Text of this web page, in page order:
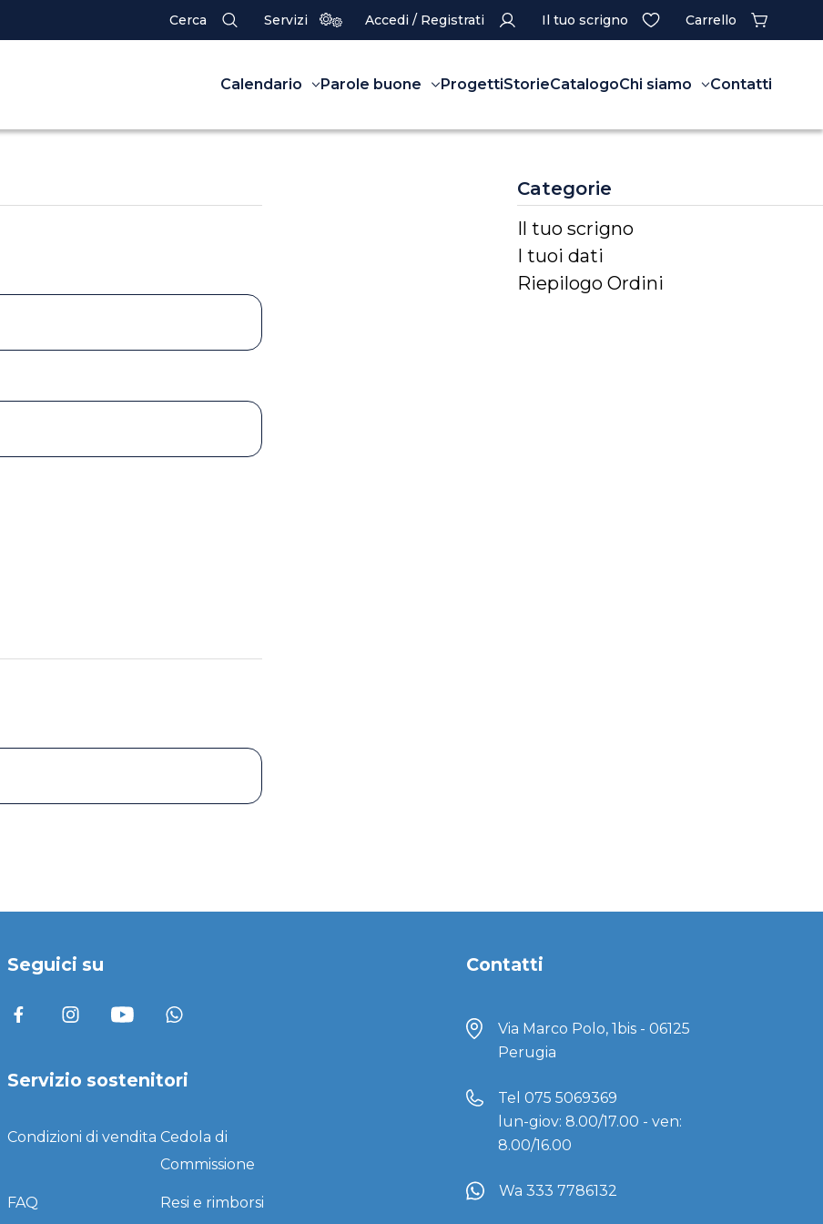
Cerca Servizi Accedi / Registrati Il tuo scrigno Carrello
Calendario Parole buone ProgettiStorieCatalogoChi siamo Contatti
Categorie
Il tuo scrigno
I tuoi dati
Riepilogo Ordini
Seguici su
Servizio sostenitori
Condizioni di vendita Cedola di
Commissione
FAQ Resi e rimborsi
Contatti
Via Marco Polo, 1bis - 06125
Perugia
Tel 075 5069369
lun-giov: 8.00/17.00 - ven:
8.00/16.00
Wa 333 7786132